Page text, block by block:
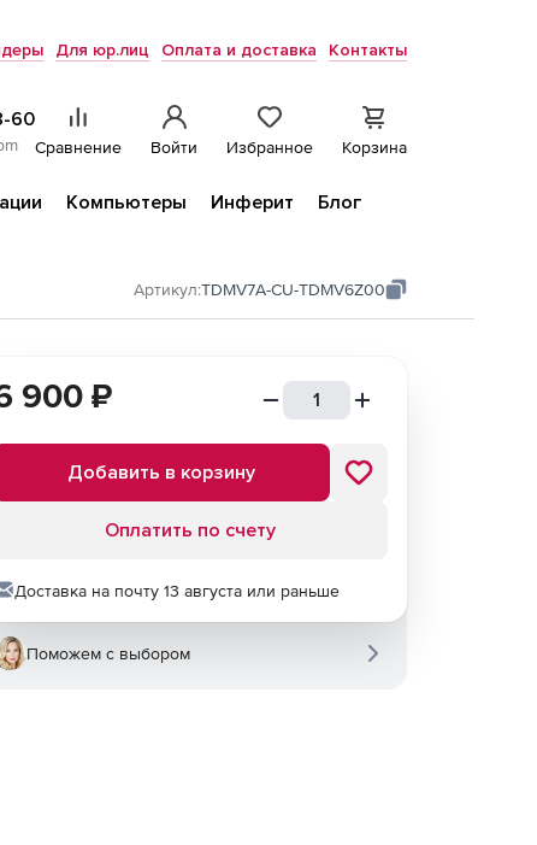
Для юр.лиц Оплата и доставка Контакты
60
Сравнение Войти Избранное Корзина
Компьютеры Инферит
Блог
Артикул:TDMV7A-CU-TDMV6Z00
900 ₽
Добавить в корзину
Оплатить по счету
Доставка на почту 13 августа или раньше
Поможем с выбором